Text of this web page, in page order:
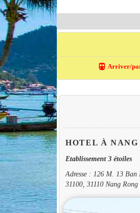
directions_transit Arriver/
HOTEL À NANG
Etablissement 3 étoiles
Adresse : 126 M. 13 Ban
31100, 31110 Nang Rong